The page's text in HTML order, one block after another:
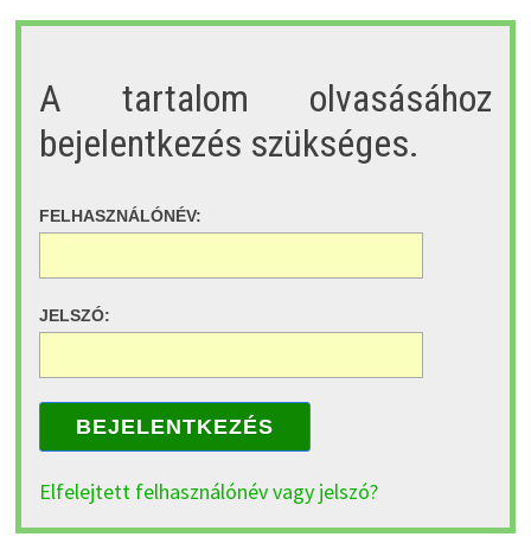
A tartalom olvasásához
bejelentkezés szükséges.
FELHASZNÁLÓNÉV:
JELSZÓ:
BEJELENTKEZÉS
Elfelejtett felhasználónév vagy jelszó?